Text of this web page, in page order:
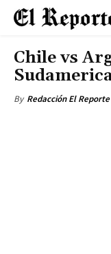
Chile vs
By Redacción El